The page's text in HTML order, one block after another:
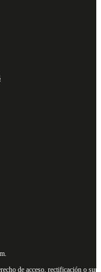
de acceso, rectificación o